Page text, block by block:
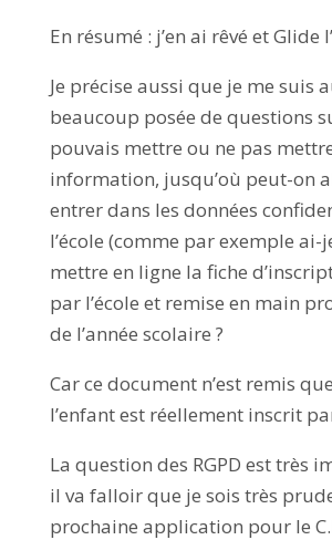
En résumé : j’en ai rêvé et Glide
Je précise aussi que je me suis
beaucoup posée de questions
pouvais mettre ou ne pas
information, jusqu’où peut-on
entrer dans les données
l’école (comme par exemple
mettre en ligne la fiche
par l’école et remise en main
de l’année scolaire ?
Car ce document n’est remis
l’enfant est réellement inscrit
La question des RGPD est très
il va falloir que je sois très
prochaine application pour le